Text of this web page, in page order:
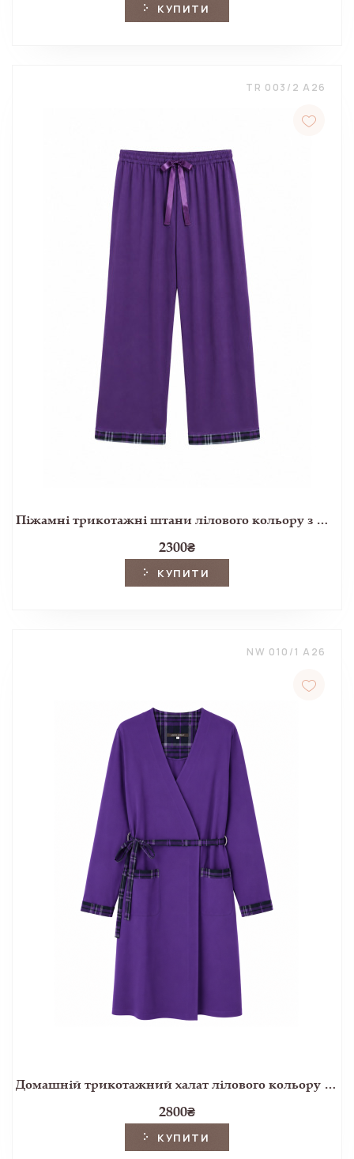
КУПИТИ
TR 003/2 A26
Піжамні трикотажні штани лілового кольору з фланелевими манжетами
2300₴
КУПИТИ
NW 010/1 A26
Домашній трикотажний халат лілового кольору з фланелевим оздобленням
2800₴
КУПИТИ